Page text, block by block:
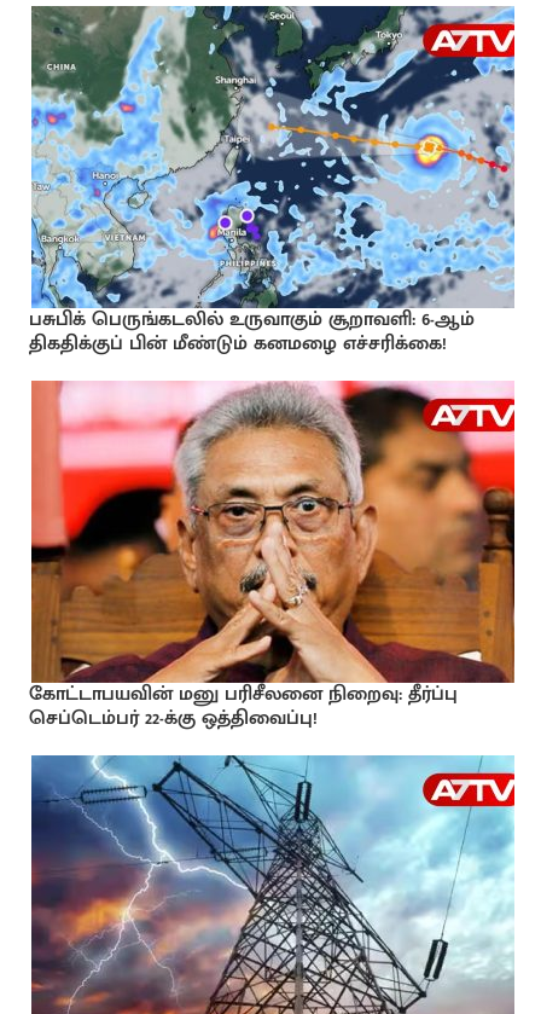
பசுபிக் பெருங்கடலில் உருவாகும் சூறாவளி: 6-ஆம்
திகதிக்குப் பின் மீண்டும் கனமழை எச்சரிக்கை!
கோட்டாபயவின் மனு பரிசீலனை நிறைவு: தீர்ப்பு
செப்டெம்பர் 22-க்கு ஒத்திவைப்பு!